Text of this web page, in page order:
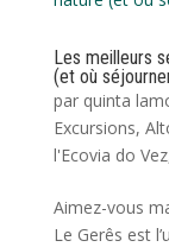
Les meilleurs
(et où
par quinta
Excursions,
l'Ecovia do Vez
Aimez-vous
Le Gerês est